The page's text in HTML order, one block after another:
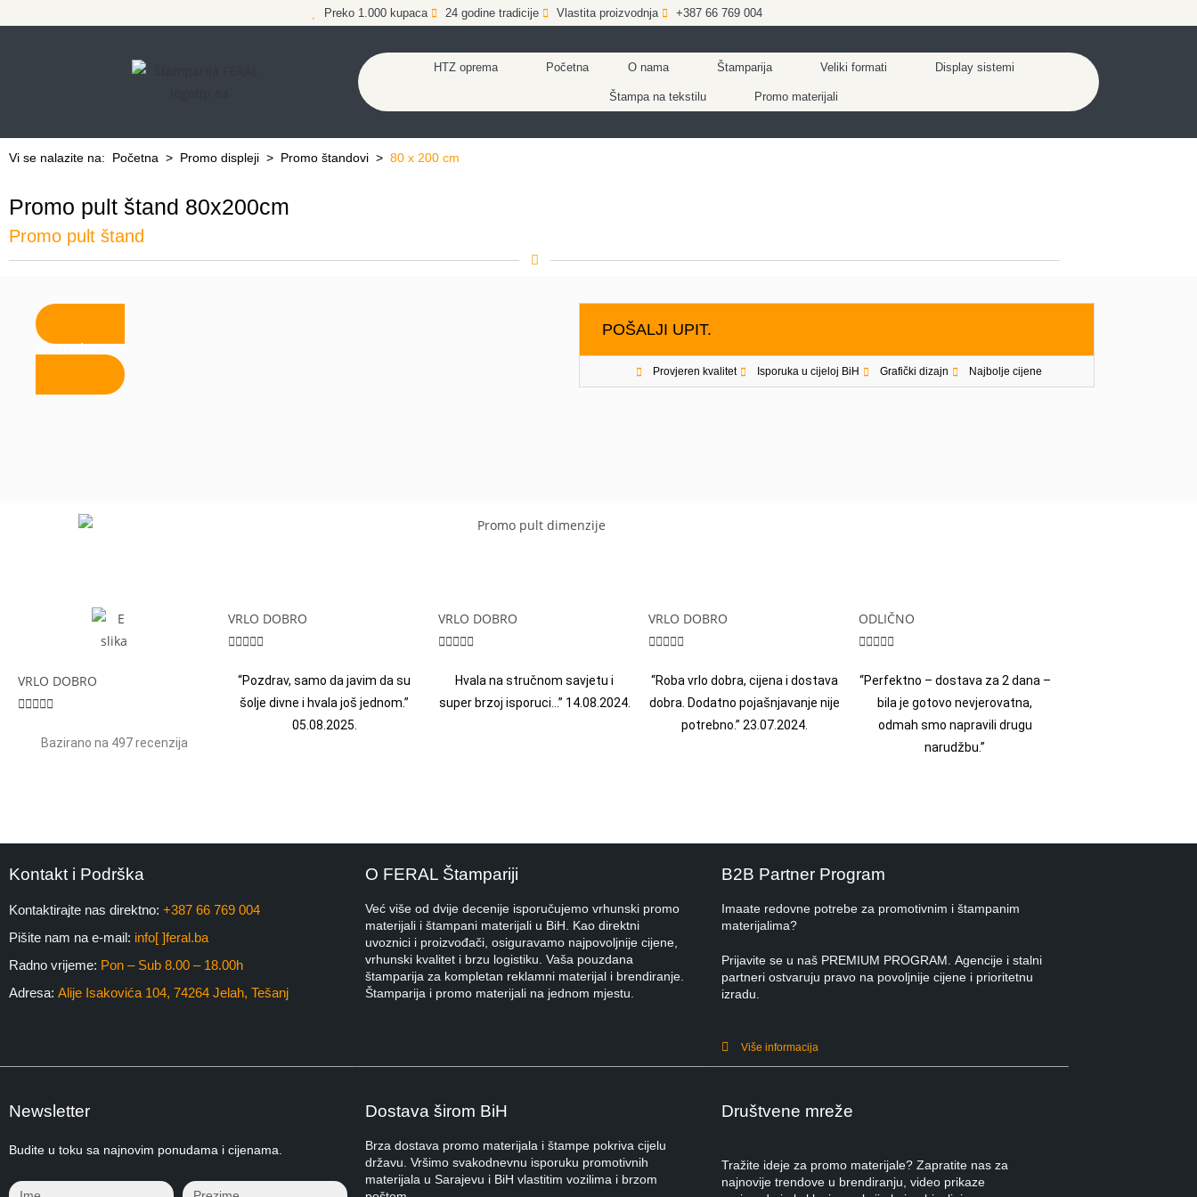
Preko 1.000 kupaca 24 godine tradicije Vlastita proizvodnja +387 66 769 004
HTZ oprema Početna O nama Štamparija Veliki formati Display sistemi
Štampa na tekstilu Promo materijali
Vi se nalazite na: Početna > Promo displeji > Promo štandovi > 80 x 200 cm
Promo pult štand 80x200cm
Promo pult štand
Pozovite
POŠALJI UPIT.
Provjeren kvalitet Isporuka u cijeloj BiH Grafički dizajn Najbolje cijene
VRLO DOBRO

Bazirano na 497 recenzija
VRLO DOBRO

“Pozdrav, samo da javim da su
šolje divne i hvala još jednom.”
05.08.2025.
VRLO DOBRO

Hvala na stručnom savjetu i
super brzoj isporuci…” 14.08.2024.
VRLO DOBRO

“Roba vrlo dobra, cijena i dostava
dobra. Dodatno pojašnjavanje nije
potrebno.” 23.07.2024.
ODLIČNO

“Perfektno – dostava za 2 dana –
bila je gotovo nevjerovatna,
odmah smo napravili drugu
narudžbu.”
Kontakt i Podrška
Kontaktirajte nas direktno: +387 66 769 004
Pišite nam na e-mail: info[ ]feral.ba
Radno vrijeme: Pon – Sub 8.00 – 18.00h
Adresa: Alije Isakovića 104, 74264 Jelah, Tešanj
O FERAL Štampariji
Već više od dvije decenije isporučujemo vrhunski promo
materijali i štampani materijali u BiH. Kao direktni
uvoznici i proizvođači, osiguravamo najpovoljnije cijene,
vrhunski kvalitet i brzu logistiku. Vaša pouzdana
štamparija za kompletan reklamni materijal i brendiranje.
Štamparija i promo materijali na jednom mjestu.
B2B Partner Program
Imaate redovne potrebe za promotivnim i štampanim
materijalima?
Prijavite se u naš PREMIUM PROGRAM. Agencije i stalni
partneri ostvaruju pravo na povoljnije cijene i prioritetnu
izradu.
Više informacija
Newsletter
Budite u toku sa najnovim ponudama i cijenama.
Dostava širom BiH
Brza dostava promo materijala i štampe pokriva cijelu
državu. Vršimo svakodnevnu isporuku promotivnih
materijala u Sarajevu i BiH vlastitim vozilima i brzom
Društvene mreže
Tražite ideje za promo materijale? Zapratite nas za
najnovije trendove u brendiranju, video prikaze